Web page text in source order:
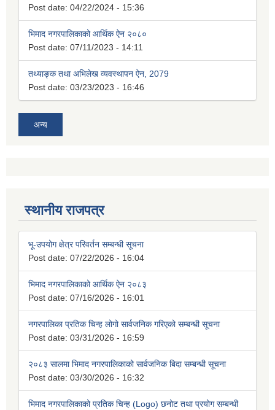
Post date: 04/22/2024 - 15:36
भिमाद नगरपालिकाको आर्थिक ऐन २०८०
Post date: 07/11/2023 - 14:11
तथ्याङ्क तथा अभिलेख व्यवस्थापन ऐन, 2079
Post date: 03/23/2023 - 16:46
अन्य
स्थानीय राजपत्र
भू-उपयोग क्षेत्र परिवर्तन सम्बन्धी सूचना
Post date: 07/22/2026 - 16:04
भिमाद नगरपालिकाको आर्थिक ऐन २०८३
Post date: 07/16/2026 - 16:01
नगरपालिका प्रतिक चिन्ह लोगो सार्वजनिक गरिएको सम्बन्धी सूचना
Post date: 03/31/2026 - 16:59
२०८३ सालमा भिमाद नगरपालिकाको सार्वजनिक बिदा सम्बन्धी सूचना
Post date: 03/30/2026 - 16:32
भिमाद नगरपालिकाको प्रतिक चिन्ह (Logo) छनोट तथा प्रयोग सम्बन्धी